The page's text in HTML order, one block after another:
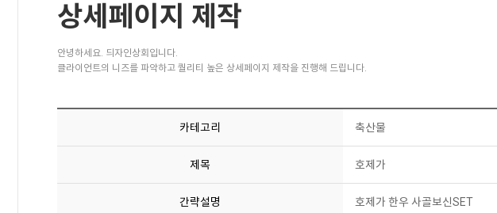
상세페이지 제작
안녕하세요. 듸자인상회입니다.
클라이언트의 니즈를 파악하고 퀄리티 높은 상세페이지 제작을 진행해 드립니다.
카테고리 축산물
제목 호제가
간략설명 호제가 한우 사골보신SET